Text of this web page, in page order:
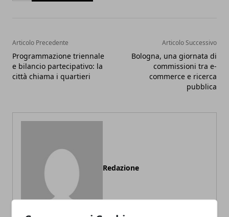
Articolo Precedente
Programmazione triennale
e bilancio partecipativo: la
città chiama i quartieri
Articolo Successivo
Bologna, una giornata di
commissioni tra e-
commerce e ricerca
pubblica
Redazione